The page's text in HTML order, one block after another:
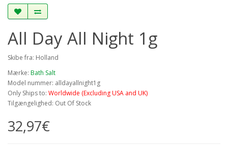
All Day All Night 1g
Skibe fra: Holland
Mærke: Bath Salt
Model nummer: alldayallnight1g
Only Ships to: Worldwide (Excluding USA and UK)
Tilgængelighed: Out Of Stock
32,97€